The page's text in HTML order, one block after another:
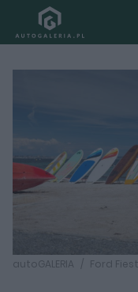
autoGALERIA Ford